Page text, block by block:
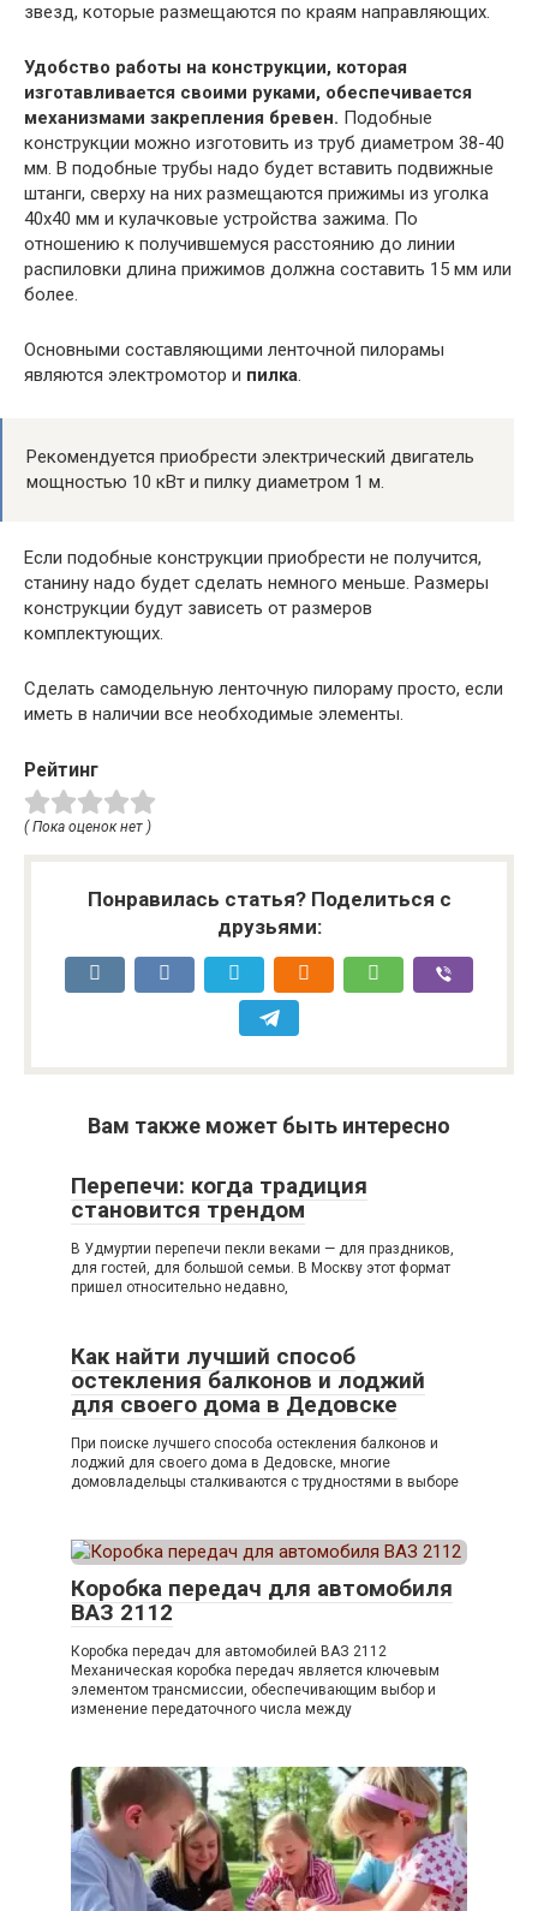
звезд, которые размещаются по краям направляющих.
Удобство работы на конструкции, которая
изготавливается своими руками, обеспечивается
механизмами закрепления бревен. Подобные
конструкции можно изготовить из труб диаметром 38-40
мм. В подобные трубы надо будет вставить подвижные
штанги, сверху на них размещаются прижимы из уголка
40х40 мм и кулачковые устройства зажима. По
отношению к получившемуся расстоянию до линии
распиловки длина прижимов должна составить 15 мм или
более.
Основными составляющими ленточной пилорамы
являются электромотор и пилка.
Рекомендуется приобрести электрический двигатель
мощностью 10 кВт и пилку диаметром 1 м.
Если подобные конструкции приобрести не получится,
станину надо будет сделать немного меньше. Размеры
конструкции будут зависеть от размеров
комплектующих.
Сделать самодельную ленточную пилораму просто, если
иметь в наличии все необходимые элементы.
Рейтинг
( Пока оценок нет )
Понравилась статья? Поделиться с
друзьями:
Вам также может быть интересно
Перепечи: когда традиция
становится трендом
В Удмуртии перепечи пекли веками — для праздников,
для гостей, для большой семьи. В Москву этот формат
пришел относительно недавно,
Как найти лучший способ
остекления балконов и лоджий
для своего дома в Дедовске
При поиске лучшего способа остекления балконов и
лоджий для своего дома в Дедовске, многие
домовладельцы сталкиваются с трудностями в выборе
Коробка передач для автомобиля
ВАЗ 2112
Коробка передач для автомобилей ВАЗ 2112
Механическая коробка передач является ключевым
элементом трансмиссии, обеспечивающим выбор и
изменение передаточного числа между